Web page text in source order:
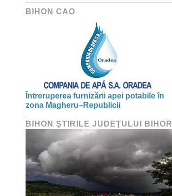
BIHON CAO
Întreruperea furnizării apei potabile în
zona Magheru–Republicii
BIHON ŞTIRILE JUDEŢULUI BIHOR